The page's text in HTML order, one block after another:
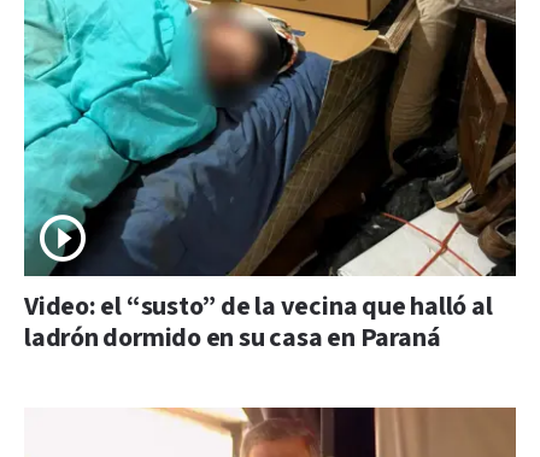
Video: el “susto” de la vecina que halló al
ladrón dormido en su casa en Paraná